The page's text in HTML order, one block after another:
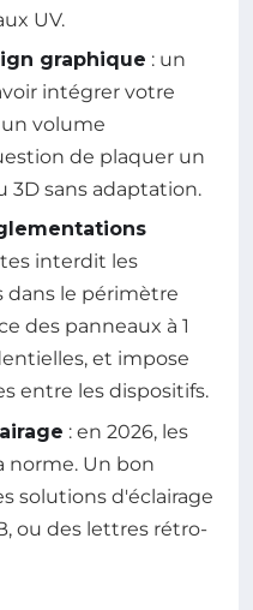
UV.
graphique : un
intégrer votre
volume
de plaquer un
3D sans adaptation.
interdit les
dans le périmètre
des panneaux à 1
et impose
entre les dispositifs.
: en 2026, les
norme. Un bon
solutions d'éclairage
ou des lettres rétro-